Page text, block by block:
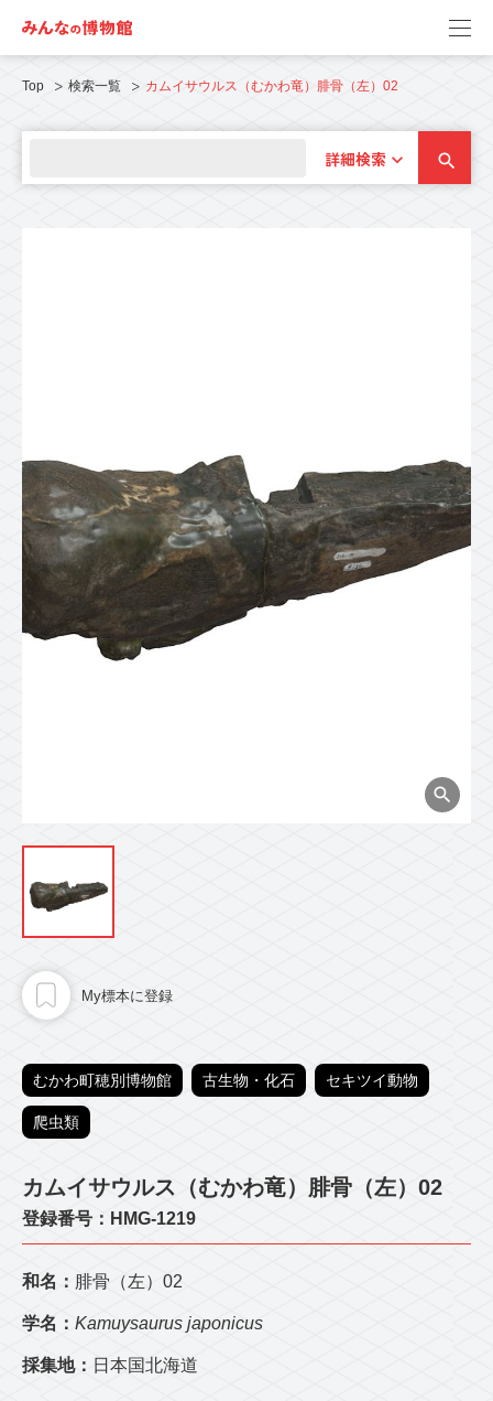
Top 検索一覧 カムイサウルス（むかわ竜）腓骨（左）02
詳細検索
My標本に登録
むかわ町穂別博物館 古生物・化石 セキツイ動物
爬虫類
カムイサウルス（むかわ竜）腓骨（左）02
登録番号：HMG-1219
和名： 腓骨（左）02
学名： Kamuysaurus japonicus
採集地： 日本国北海道